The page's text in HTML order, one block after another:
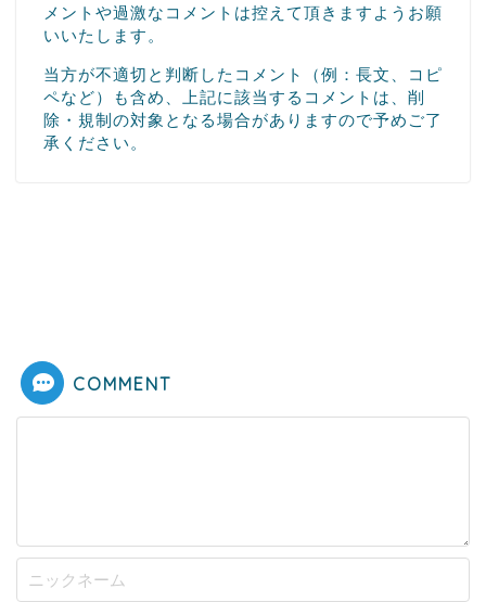
メントや過激なコメントは控えて頂きますようお願
いいたします。
当方が不適切と判断したコメント（例：長文、コピ
ペなど）も含め、上記に該当するコメントは、削
除・規制の対象となる場合がありますので予めご了
承ください。
COMMENT